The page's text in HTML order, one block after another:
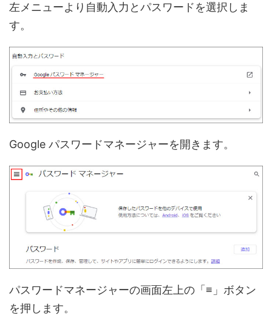
左メニューより自動入力とパスワードを選択しま
す。
Google パスワードマネージャーを開きます。
パスワードマネージャーの画面左上の「≡」ボタン
を押します。